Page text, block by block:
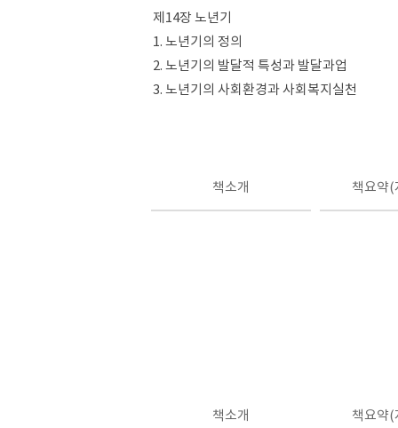
제14장 노년기
1. 노년기의 정의
2. 노년기의 발달적 특성과 발달과업
3. 노년기의 사회환경과 사회복지실천
책소개 책요약(
책소개 책요약(